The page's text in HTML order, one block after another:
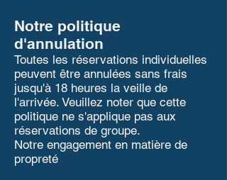
Notre politique
d'annulation
Toutes les réservations individuelles
peuvent être annulées sans frais
jusqu'à 18 heures la veille de
l'arrivée. Veuillez noter que cette
politique ne s'applique pas aux
réservations de groupe.
Notre engagement en matière de
propreté